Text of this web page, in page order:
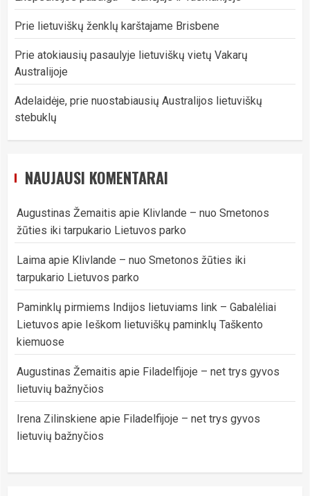
Prie lietuviškų ženklų karštajame Brisbene
Prie atokiausių pasaulyje lietuviškų vietų Vakarų
Australijoje
Adelaidėje, prie nuostabiausių Australijos lietuviškų
stebuklų
NAUJAUSI KOMENTARAI
Augustinas Žemaitis apie Klivlande – nuo Smetonos
žūties iki tarpukario Lietuvos parko
Laima apie Klivlande – nuo Smetonos žūties iki
tarpukario Lietuvos parko
Paminklų pirmiems Indijos lietuviams link – Gabalėliai
Lietuvos apie Ieškom lietuviškų paminklų Taškento
kiemuose
Augustinas Žemaitis apie Filadelfijoje – net trys gyvos
lietuvių bažnyčios
Irena Zilinskiene apie Filadelfijoje – net trys gyvos
lietuvių bažnyčios